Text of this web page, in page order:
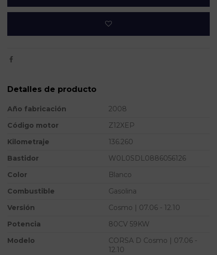
Detalles de producto
Año fabricación
2008
Código motor
Z12XEP
Kilometraje
136.260
Bastidor
W0L0SDL0886056126
Color
Blanco
Combustible
Gasolina
Versión
Cosmo | 07.06 - 12.10
Potencia
80CV 59KW
Modelo
CORSA D Cosmo | 07.06 -
12.10